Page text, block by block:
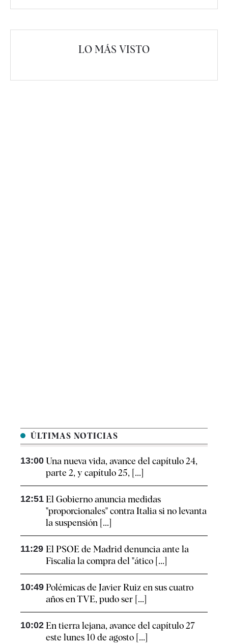
LO MÁS VISTO
ÚLTIMAS NOTICIAS
13:00 Una nueva vida, avance del capítulo 24,
parte 2, y capítulo 25, [...]
12:51 El Gobierno anuncia medidas
"proporcionales" contra Italia si no levanta
la suspensión [...]
11:29 El PSOE de Madrid denuncia ante la
Fiscalía la compra del "ático [...]
10:49 Polémicas de Javier Ruiz en sus cuatro
años en TVE, pudo ser [...]
10:02 En tierra lejana, avance del capítulo 27
este lunes 10 de agosto [...]